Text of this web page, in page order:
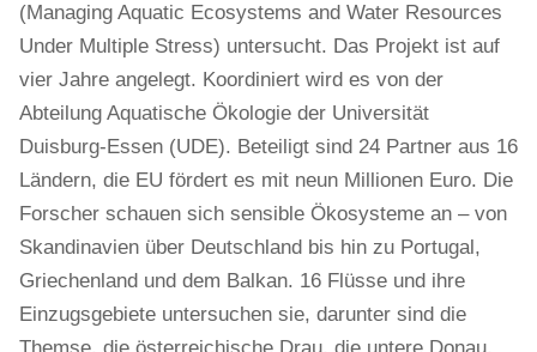
(Managing Aquatic Ecosystems and Water Resources
Under Multiple Stress) untersucht. Das Projekt ist auf
vier Jahre angelegt. Koordiniert wird es von der
Abteilung Aquatische Ökologie der Universität
Duisburg-Essen (UDE). Beteiligt sind 24 Partner aus 16
Ländern, die EU fördert es mit neun Millionen Euro. Die
Forscher schauen sich sensible Ökosysteme an – von
Skandinavien über Deutschland bis hin zu Portugal,
Griechenland und dem Balkan. 16 Flüsse und ihre
Einzugsgebiete untersuchen sie, darunter sind die